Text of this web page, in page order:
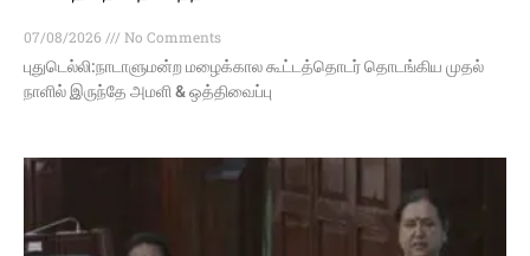
07/08/2026
No Comments
புதுடெல்லி:நாடாளுமன்ற மழைக்கால கூட்டத்தொடர் தொடங்கிய முதல்
நாளில் இருந்தே அமளி & ஒத்திவைப்பு